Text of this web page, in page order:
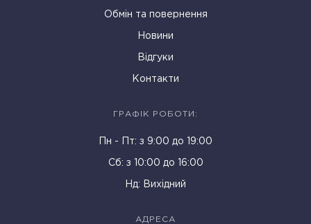
Обмін та повернення
Новини
Відгуки
Контакти
ГРАФІК РОБОТИ:
Пн - Пт: з 9:00 до 19:00
Cб: з 10:00 до 16:00
Нд: Вихідний
АДРЕСА